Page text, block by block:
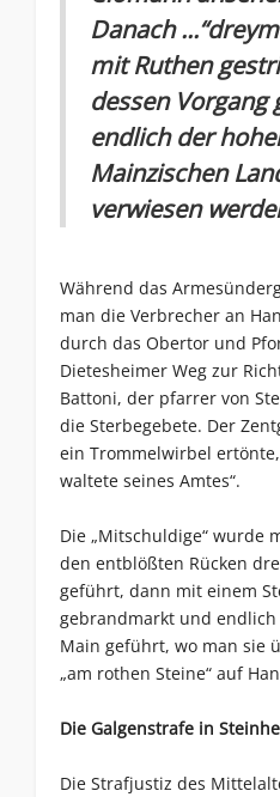
Danach
mit Ruthen
dessen
endlich der
Mainzischen
verwiesen
Während das
man die Verbrecher an
durch das Obertor und
Dietesheimer Weg zur
Battoni, der pfarrer von
die Sterbegebete. Der
ein Trommelwirbel
waltete seines Amtes“.
Die „Mitschuldige“ wurde
den entblößten Rücken
geführt, dann mit einem
gebrandmarkt und endlich
Main geführt, wo man sie
„am rothen Steine“ auf
Die Galgenstrafe in
Die Strafjustiz des